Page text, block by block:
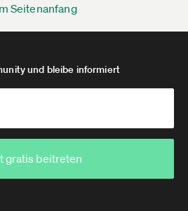
Seitenanfang
und bleibe informiert
gratis beitreten